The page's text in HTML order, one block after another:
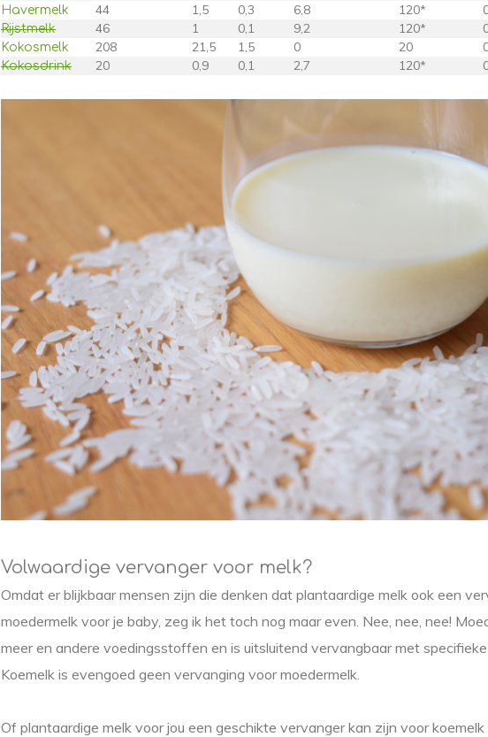
Havermelk 44 1,5 0,3 6,8 120*
Rijstmelk 46 1 0,1 9,2 120*
Kokosmelk 208 21,5 1,5 0 20
Kokosdrink 20 0,9 0,1 2,7 120*
Volwaardige vervanger voor melk?
Omdat er blijkbaar mensen zijn die denken dat plantaardige melk ook een
moedermelk voor je baby, zeg ik het toch nog maar even. Nee, nee, nee!
meer en andere voedingsstoffen en is uitsluitend vervangbaar met
Koemelk is evengoed geen vervanging voor moedermelk.
Of plantaardige melk voor jou een geschikte vervanger kan zijn voor